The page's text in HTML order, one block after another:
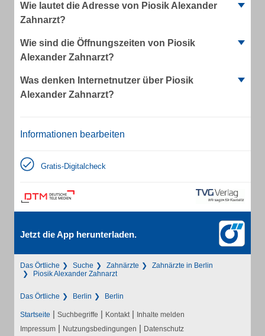
Wie lautet die Adresse von Piosik Alexander
Zahnarzt?
Wie sind die Öffnungszeiten von Piosik
Alexander Zahnarzt?
Was denken Internetnutzer über Piosik
Alexander Zahnarzt?
Informationen bearbeiten
Gratis-Digitalcheck
Jetzt die App herunterladen.
Das Örtliche Suche Zahnärzte
Zahnärzte in Berlin
Piosik Alexander Zahnarzt
Das Örtliche Berlin Berlin
Startseite | Suchbegriffe | Kontakt | Inhalte melden
Impressum | Nutzungsbedingungen | Datenschutz